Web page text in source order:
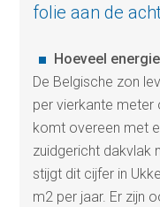
folie aan de
Hoeveel
De Belgische zon
per vierkante meter
komt overeen met
zuidgericht dakvlak
stijgt dit cijfer in
m2 per jaar. Er zijn